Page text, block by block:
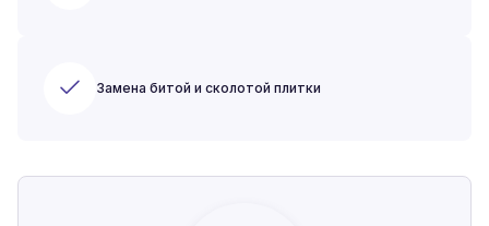
Замена битой и сколотой плитки